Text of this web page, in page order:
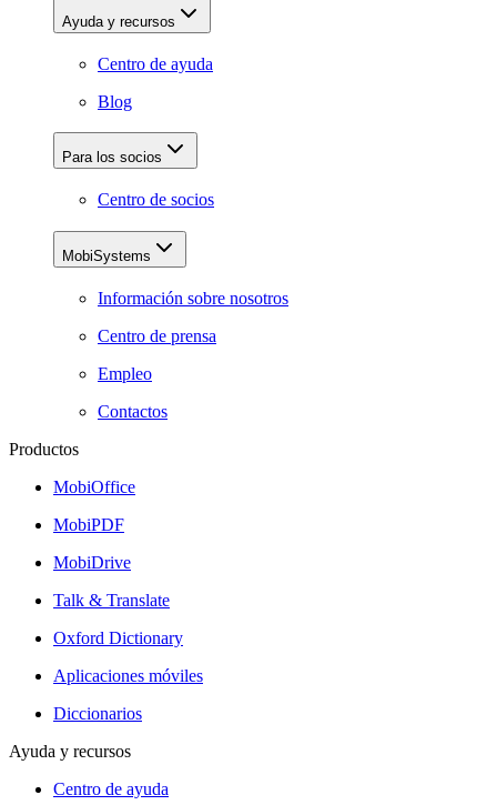
Ayuda y recursos
Centro de ayuda
Blog
Para los socios
Centro de socios
MobiSystems
Información sobre nosotros
Centro de prensa
Empleo
Contactos
Productos
MobiOffice
MobiPDF
MobiDrive
Talk & Translate
Oxford Dictionary
Aplicaciones móviles
Diccionarios
Ayuda y recursos
Centro de ayuda